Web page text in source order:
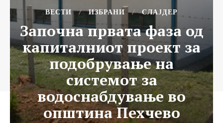
ВЕСТИ ИЗБРАНИ СЛАЈДЕР
Започна првата фаза од
капиталниот проект за
подобрување на
системот за
водоснабдување во
општина Пехчево